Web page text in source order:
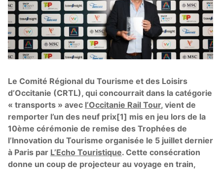
Le Comité Régional du Tourisme et des Loisirs
d’Occitanie (CRTL), qui concourrait dans la catégorie
« transports » avec l’Occitanie Rail Tour, vient de
remporter l’un des neuf prix[1] mis en jeu lors de la
10ème cérémonie de remise des Trophées de
l’Innovation du Tourisme organisée le 5 juillet dernier
à Paris par L’Echo Touristique. Cette consécration
donne un coup de projecteur au voyage en train,